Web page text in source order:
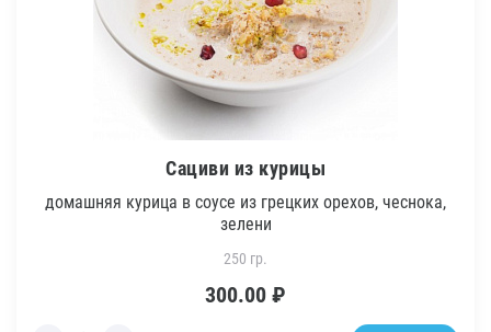
Сациви из курицы
домашняя курица в соусе из грецких орехов, чеснока,
зелени
250 гр.
300.00 ₽